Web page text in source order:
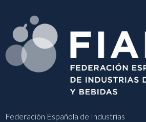
Federación Española de Industrias